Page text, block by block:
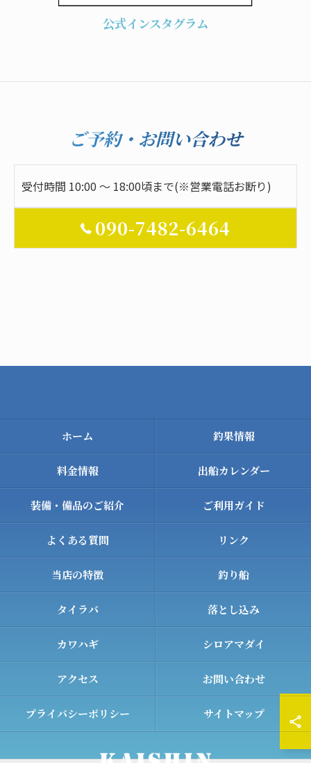
公式インスタグラム
ご予約・お問い合わせ
受付時間 10:00 ～ 18:00頃まで(※営業電話お断り)
090-7482-6464
ホーム 釣果情報
料金情報 出船カレンダー
装備・備品のご紹介 ご利用ガイド
よくある質問 リンク
当店の特徴 釣り船
タイラバ 落とし込み
カワハギ シロアマダイ
アクセス お問い合わせ
プライバシーポリシー サイトマップ